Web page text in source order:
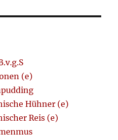
(e)
Hühner (e)
Reis (e)